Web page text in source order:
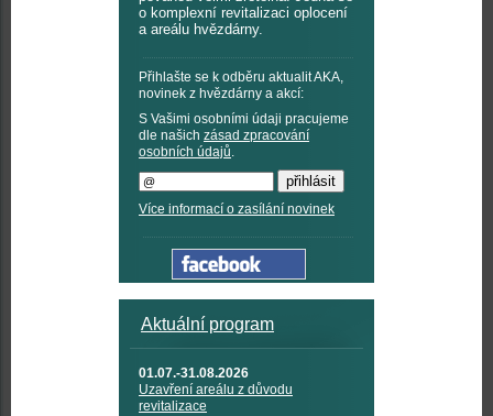
o komplexní revitalizaci oplocení
a areálu hvězdárny.
Přihlašte se k odběru aktualit AKA,
novinek z hvězdárny a akcí:
S Vašimi osobními údaji pracujeme
dle našich zásad zpracování
osobních údajů.
Více informací o zasílání novinek
Aktuální program
01.07.-31.08.2026
Uzavření areálu z důvodu
revitalizace